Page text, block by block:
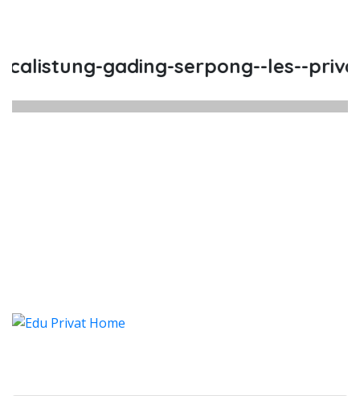
gading-serpong--les--